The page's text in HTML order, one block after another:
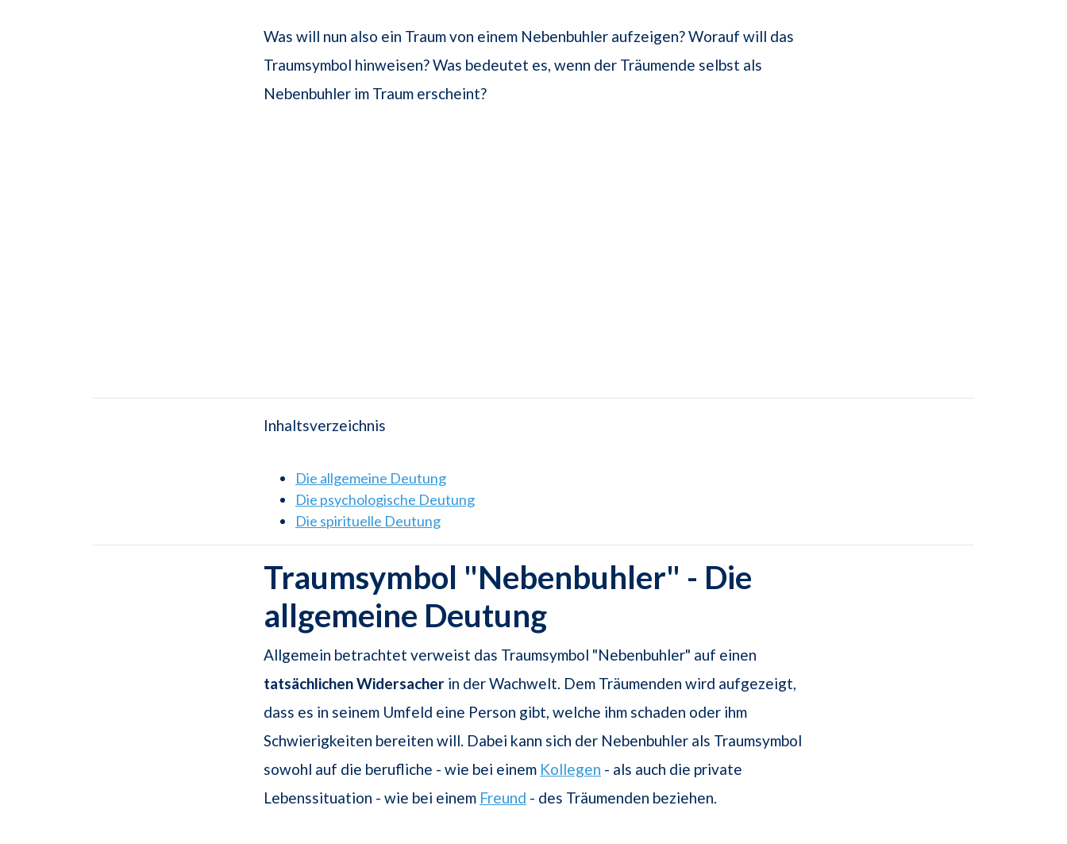
Was will nun also ein Traum von einem Nebenbuhler aufzeigen? Worauf will das
Traumsymbol hinweisen? Was bedeutet es, wenn der Träumende selbst als
Nebenbuhler im Traum erscheint?
Inhaltsverzeichnis
Die allgemeine Deutung
Die psychologische Deutung
Die spirituelle Deutung
Traumsymbol "Nebenbuhler" - Die
allgemeine Deutung
Allgemein betrachtet verweist das Traumsymbol "Nebenbuhler" auf einen
tatsächlichen Widersacher in der Wachwelt. Dem Träumenden wird aufgezeigt,
dass es in seinem Umfeld eine Person gibt, welche ihm schaden oder ihm
Schwierigkeiten bereiten will. Dabei kann sich der Nebenbuhler als Traumsymbol
sowohl auf die berufliche - wie bei einem Kollegen - als auch die private
Lebenssituation - wie bei einem Freund - des Träumenden beziehen.